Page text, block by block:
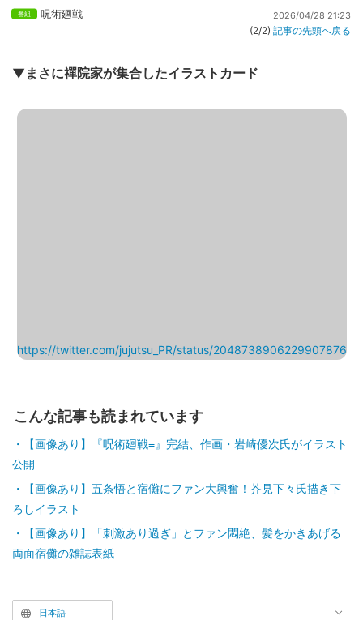
呪術廻戦 2026/04/28 21:23
(2/2) 記事の先頭へ戻る
▼まさに禪院家が集合したイラストカード
https://twitter.com/jujutsu_PR/status/2048738906229907876
こんな記事も読まれています
【画像あり】『呪術廻戦≡』完結、作画・岩崎優次氏がイラスト
公開
【画像あり】五条悟と宿儺にファン大興奮！芥見下々氏描き下
ろしイラスト
【画像あり】「刺激あり過ぎ」とファン悶絶、髪をかきあげる
両面宿儺の雑誌表紙
日本語